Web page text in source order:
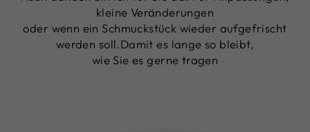
kleine Veränderungen
oder wenn ein Schmuckstück wieder aufgefrischt
werden soll.Damit es lange so bleibt,
wie Sie es gerne tragen